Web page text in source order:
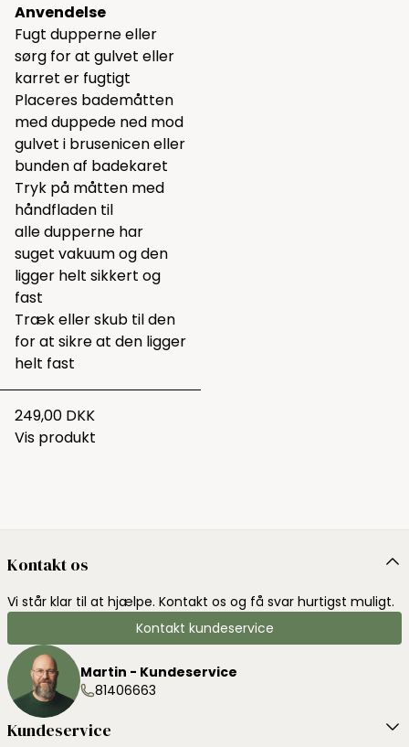
Anvendelse
Fugt dupperne eller
sørg for at gulvet eller
karret er fugtigt
Placeres bademåtten
med duppede ned mod
gulvet i brusenicen eller
bunden af badekaret
Tryk på måtten med
håndfladen til
alle dupperne har
suget vakuum og den
ligger helt sikkert og
fast
Træk eller skub til den
for at sikre at den ligger
helt fast
249,00 DKK
Vis produkt
Kontakt os
Vi står klar til at hjælpe. Kontakt os og få svar hurtigst muligt.
Kontakt kundeservice
Martin - Kundeservice
81406663
Kundeservice